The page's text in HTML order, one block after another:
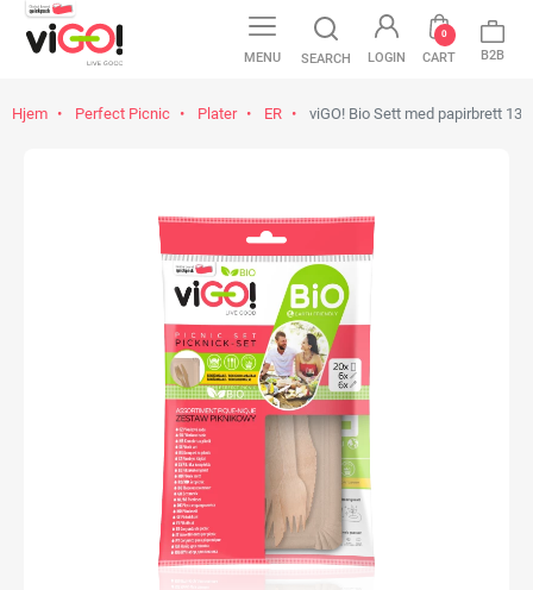
MENU SEARCH LOGIN CART
0
B2B
Hjem Perfect Picnic Plater ER viGO! Bio Sett med papirbrett